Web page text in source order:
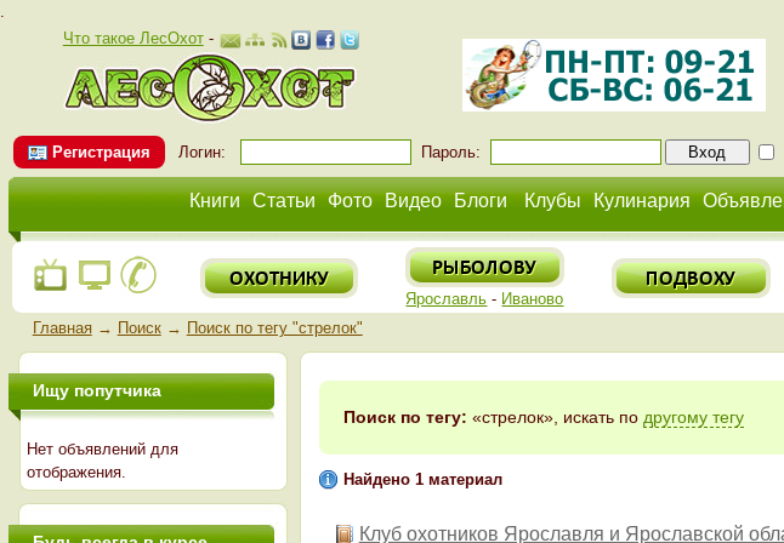
.
Что такое ЛесОхот-
Регистрация Логин: Пароль:
Книги Статьи Фото Видео Блоги Клубы Кулинария
Ярославль - Иваново
Главная→ Поиск→ Поиск по тегу "стрелок"
Поиск по тегу: «стрелок», искать по другому тегу
Найдено 1 материал
Клуб охотников Ярославля и Ярославской
Ищу попутчика
Нет объявлений для
отображения.